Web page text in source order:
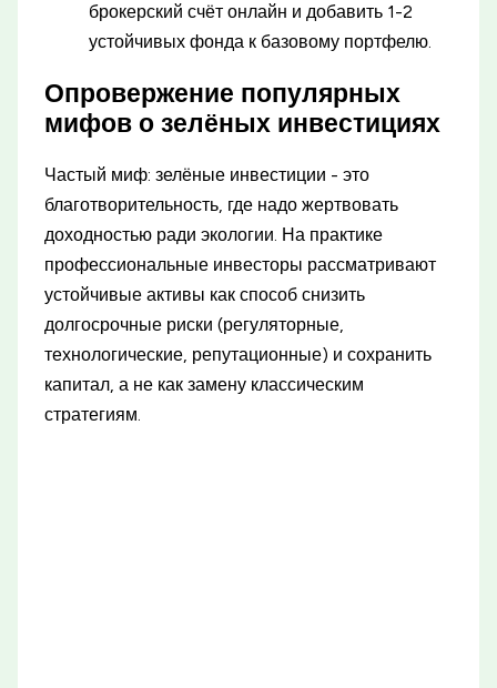
брокерский счёт онлайн и добавить 1-2
устойчивых фонда к базовому портфелю.
Опровержение популярных
мифов о зелёных инвестициях
Частый миф: зелёные инвестиции - это
благотворительность, где надо жертвовать
доходностью ради экологии. На практике
профессиональные инвесторы рассматривают
устойчивые активы как способ снизить
долгосрочные риски (регуляторные,
технологические, репутационные) и сохранить
капитал, а не как замену классическим
стратегиям.